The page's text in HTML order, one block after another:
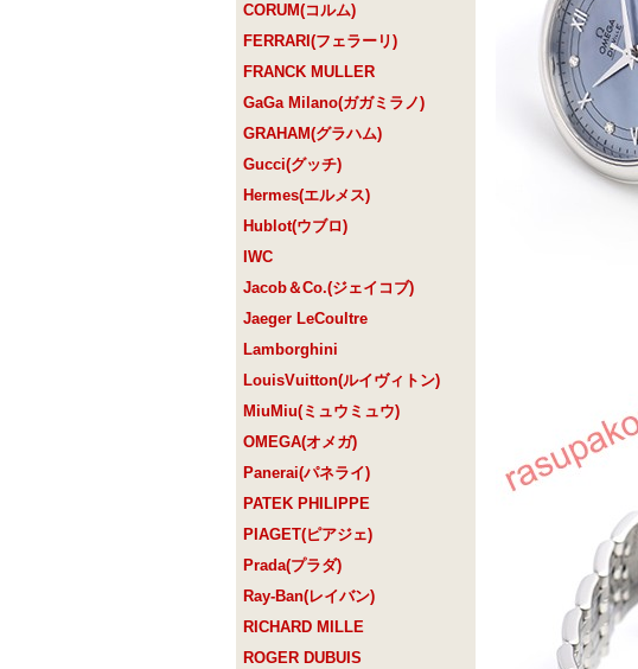
CORUM(コルム)
FERRARI(フェラーリ)
FRANCK MULLER
GaGa Milano(ガガミラノ)
GRAHAM(グラハム)
Gucci(グッチ)
Hermes(エルメス)
Hublot(ウブロ)
IWC
Jacob＆Co.(ジェイコブ)
Jaeger LeCoultre
Lamborghini
LouisVuitton(ルイヴィトン)
MiuMiu(ミュウミュウ)
OMEGA(オメガ)
Panerai(パネライ)
PATEK PHILIPPE
PIAGET(ピアジェ)
Prada(プラダ)
Ray-Ban(レイバン)
RICHARD MILLE
ROGER DUBUIS